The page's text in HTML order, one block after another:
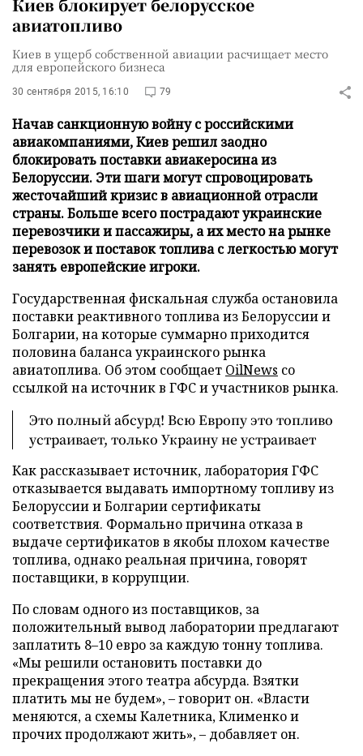
Киев блокирует белорусское
авиатопливо
Киев в ущерб собственной авиации расчищает место
для европейского бизнеса
30 сентября 2015, 16:10 79
Начав санкционную войну с российскими
авиакомпаниями, Киев решил заодно
блокировать поставки авиакеросина из
Белоруссии. Эти шаги могут спровоцировать
жесточайший кризис в авиационной отрасли
страны. Больше всего пострадают украинские
перевозчики и пассажиры, а их место на рынке
перевозок и поставок топлива с легкостью могут
занять европейские игроки.
Государственная фискальная служба остановила
поставки реактивного топлива из Белоруссии и
Болгарии, на которые суммарно приходится
половина баланса украинского рынка
авиатоплива. Об этом сообщает OilNews со
ссылкой на источник в ГФС и участников рынка.
Это полный абсурд! Всю Европу это топливо
устраивает, только Украину не устраивает
Как рассказывает источник, лаборатория ГФС
отказывается выдавать импортному топливу из
Белоруссии и Болгарии сертификаты
соответствия. Формально причина отказа в
выдаче сертификатов в якобы плохом качестве
топлива, однако реальная причина, говорят
поставщики, в коррупции.
По словам одного из поставщиков, за
положительный вывод лаборатории предлагают
заплатить 8–10 евро за каждую тонну топлива.
«Мы решили остановить поставки до
прекращения этого театра абсурда. Взятки
платить мы не будем», – говорит он. «Власти
меняются, а схемы Калетника, Клименко и
прочих продолжают жить», – добавляет он.